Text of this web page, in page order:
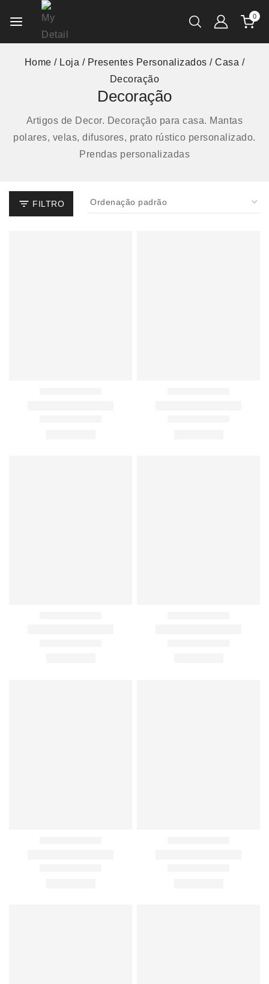
0
Home / Loja / Presentes Personalizados / Casa /
Decoração
Decoração
Artigos de Decor. Decoração para casa. Mantas
polares, velas, difusores, prato rústico personalizado.
Prendas personalizadas
FILTRO